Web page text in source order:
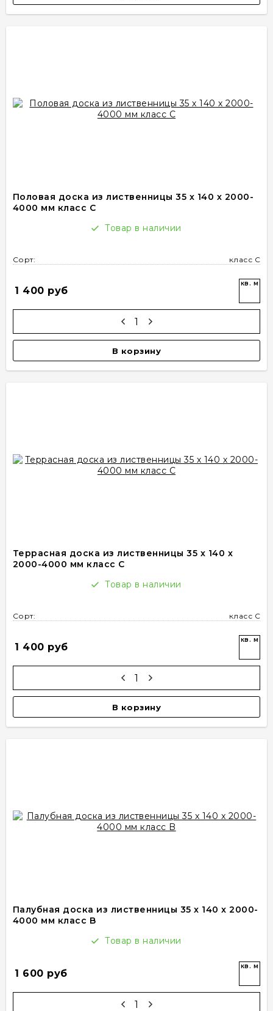
Половая доска из лиственницы 35 х 140 х 2000-
4000 мм класс C
Товар в наличии
Сорт: класс С
1 400 руб
кв. м
В корзину
Террасная доска из лиственницы 35 х 140 х
2000-4000 мм класс C
Товар в наличии
Сорт: класс C
1 400 руб
кв. м
В корзину
Палубная доска из лиственницы 35 x 140 x 2000-
4000 мм класс B
Товар в наличии
1 600 руб
кв. м